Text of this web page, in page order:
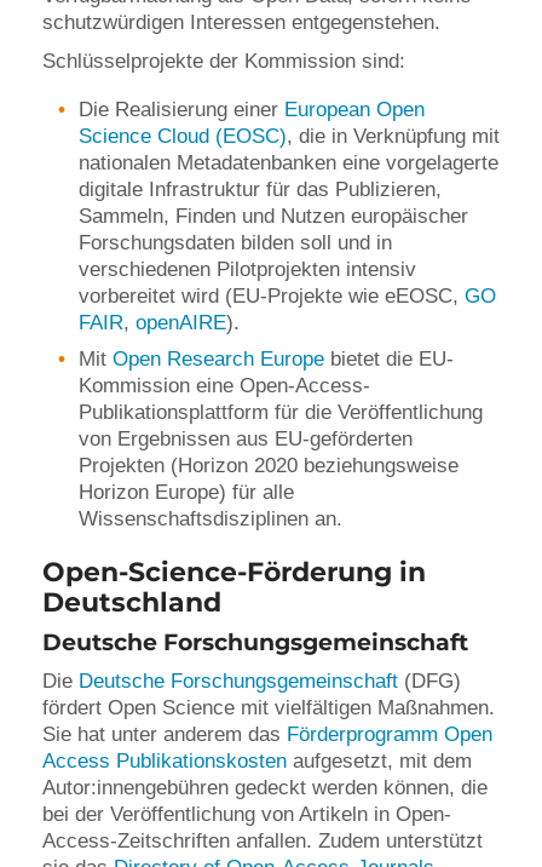
schutzwürdigen Interessen entgegenstehen.
Schlüsselprojekte der Kommission sind:
Die Realisierung einer European Open
Science Cloud (EOSC), die in Verknüpfung mit
nationalen Metadatenbanken eine vorgelagerte
digitale Infrastruktur für das Publizieren,
Sammeln, Finden und Nutzen europäischer
Forschungsdaten bilden soll und in
verschiedenen Pilotprojekten intensiv
vorbereitet wird (EU-Projekte wie eEOSC, GO
FAIR, openAIRE).
Mit Open Research Europe bietet die EU-
Kommission eine Open-Access-
Publikationsplattform für die Veröffentlichung
von Ergebnissen aus EU-geförderten
Projekten (Horizon 2020 beziehungsweise
Horizon Europe) für alle
Wissenschaftsdisziplinen an.
Open-Science-Förderung in
Deutschland
Deutsche Forschungsgemeinschaft
Die Deutsche Forschungsgemeinschaft (DFG)
fördert Open Science mit vielfältigen Maßnahmen.
Sie hat unter anderem das Förderprogramm Open
Access Publikationskosten aufgesetzt, mit dem
Autor:innengebühren gedeckt werden können, die
bei der Veröffentlichung von Artikeln in Open-
Access-Zeitschriften anfallen. Zudem unterstützt